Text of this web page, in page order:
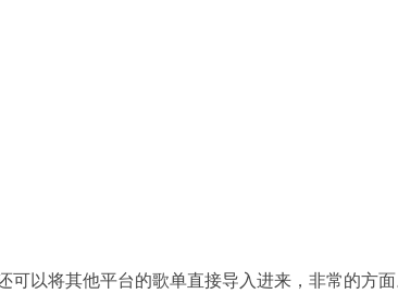
以将其他平台的歌单直接导入进来，非常的方面